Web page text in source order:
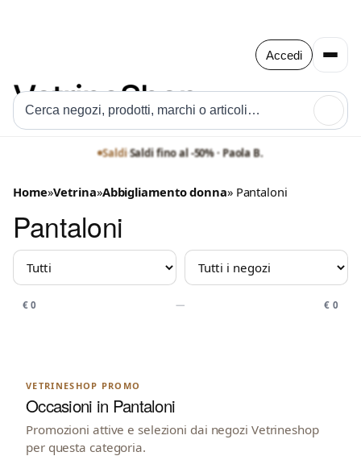
Accedi
Saldi·Saldi fino al -50% · Paola B.
Saldi·Saldi fino al -50% · Officine Ferri
Home»Vetrina»Abbigliamento donna» Pantaloni
Pantaloni
MARCHIO NEGOZIO
PREZZO
€ 0 — € 0
VETRINESHOP PROMO
Occasioni in Pantaloni
Promozioni attive e selezioni dai negozi Vetrineshop
per questa categoria.